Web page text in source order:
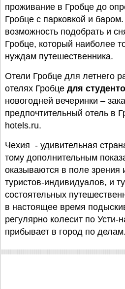
проживание в Гробце до
Гробце с парковкой и
возможность подобрать и
Гробце, который наиболее
нуждам путешественника.
Отели Гробце для летнего
отелях Гробце для
новогодней вечеринки –
предпочтительный отель в
hotels.ru.
Чехия - удивительная
тому дополнительным
оказываются в поле зрения
туристов-индивидуалов, и
состоятельных
в настоящее время
регулярно колесит по Усти-
прибывает в город по делам.